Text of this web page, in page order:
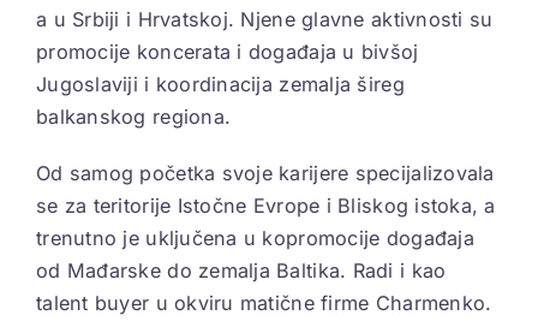
a u Srbiji i Hrvatskoj. Njene glavne aktivnosti su
promocije koncerata i događaja u bivšoj
Jugoslaviji i koordinacija zemalja šireg
balkanskog regiona.
Od samog početka svoje karijere specijalizovala
se za teritorije Istočne Evrope i Bliskog istoka, a
trenutno je uključena u kopromocije događaja
od Mađarske do zemalja Baltika. Radi i kao
talent buyer u okviru matične firme Charmenko.